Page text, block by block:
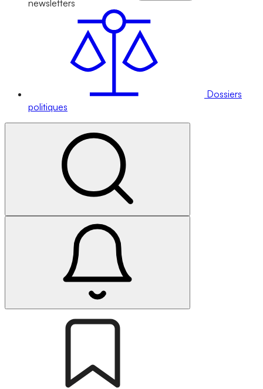
newsletters
Dossiers
politiques